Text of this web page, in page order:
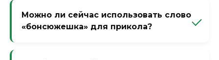
заряд и стало просто названием
инструмента. Как «калькулятор» — раньше
Можно ли сейчас использовать слово
«бонсюжешка» для прикола?